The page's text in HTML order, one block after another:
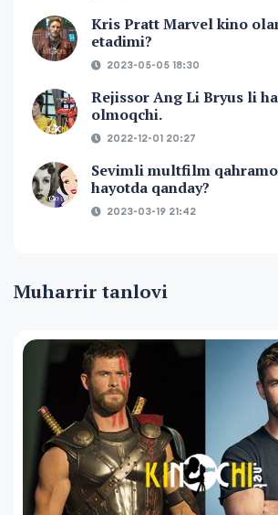
Kris Pratt Marvel kino
etadimi?
2023-05-05 18:30
Rejissor Ang Li Bryus li
olmoqchi.
2022-12-01 20:27
Sevimli multfilm
hayotda qanday?
2023-03-19 21:42
Muharrir tanlovi